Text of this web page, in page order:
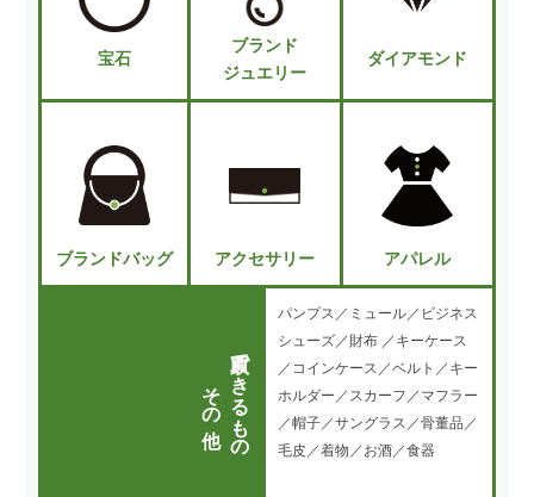
宝石
ブランド
ジュエリー
ダイアモンド
ブランドバッグ アクセサリー アパレル
買取できるもの
その他
パンプス／ミュール／ビジネス
シューズ／財布 ／キーケース
／コインケース／ベルト／キー
ホルダー／スカーフ／マフラー
／帽子／サングラス／骨董品／
毛皮／着物／お酒／食器